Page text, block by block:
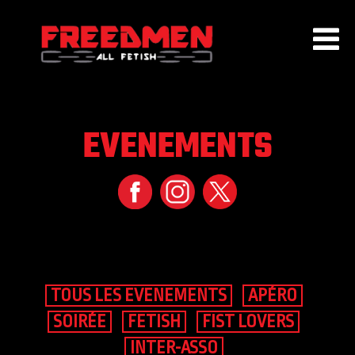
ACCUEIL
QUI SOMMES NOUS ?
EVENEMENTS
AGENDA
EVENEMENTS
TOUS LES EVENEMENTS
APÉRO
SOIRÉE
FETISH
FIST LOVERS
INTER-ASSO